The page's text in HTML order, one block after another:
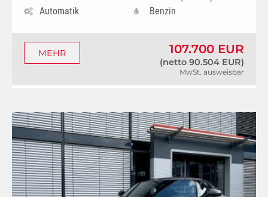
Automatik
Benzin
107.700 EUR
(netto 90.504 EUR)
MwSt. ausweisbar
MEHR